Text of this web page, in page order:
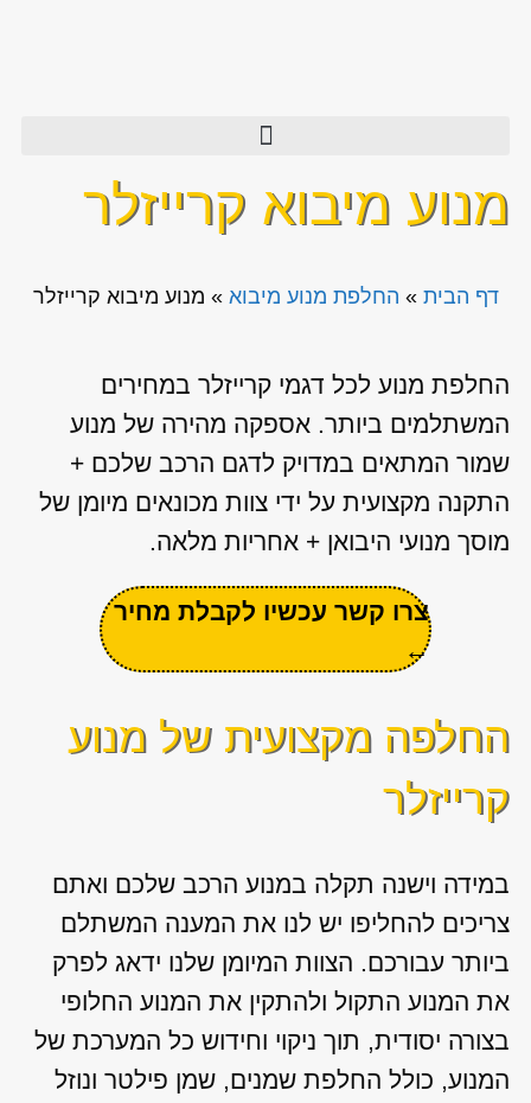
מנוע מיבוא קרייזלר
דף הבית» החלפת מנוע מיבוא» מנוע מיבוא קרייזלר
החלפת מנוע לכל דגמי קרייזלר במחירים
המשתלמים ביותר. אספקה מהירה של מנוע
שמור המתאים במדויק לדגם הרכב שלכם +
התקנה מקצועית על ידי צוות מכונאים מיומן של
מוסך מנועי היבואן + אחריות מלאה.
צרו קשר עכשיו לקבלת מחיר
←
החלפה מקצועית של מנוע
קרייזלר
במידה וישנה תקלה במנוע הרכב שלכם ואתם
צריכים להחליפו יש לנו את המענה המשתלם
ביותר עבורכם. הצוות המיומן שלנו ידאג לפרק
את המנוע התקול ולהתקין את המנוע החלופי
בצורה יסודית, תוך ניקוי וחידוש כל המערכת של
המנוע, כולל החלפת שמנים, שמן פילטר ונוזל